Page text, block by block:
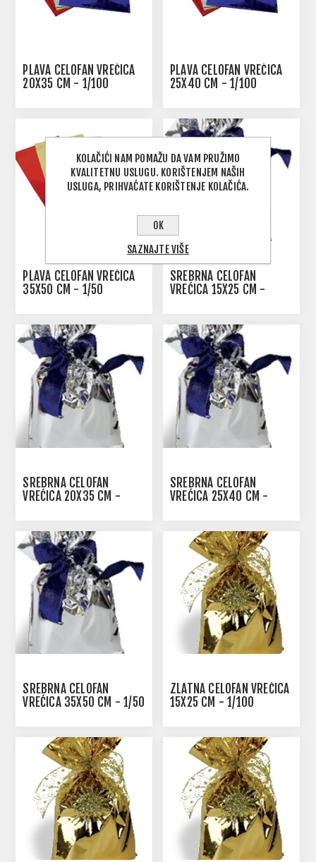
PLAVA CELOFAN VREĆICA
20X35 CM - 1/100
PLAVA CELOFAN VREĆICA
25X40 CM - 1/100
PLAVA CELOFAN VREĆICA
35X50 CM - 1/50
SREBRNA CELOFAN
VREĆICA 15X25 CM -
SREBRNA CELOFAN
VREĆICA 20X35 CM -
SREBRNA CELOFAN
VREĆICA 25X40 CM -
SREBRNA CELOFAN
VREĆICA 35X50 CM - 1/50
ZLATNA CELOFAN VREĆICA
15X25 CM - 1/100
KOLAČIĆI NAM POMAŽU DA VAM PRUŽIMO
KVALITETNU USLUGU. KORIŠTENJEM NAŠIH
USLUGA, PRIHVAĆATE KORIŠTENJE KOLAČIĆA.
OK
SAZNAJTE VIŠE